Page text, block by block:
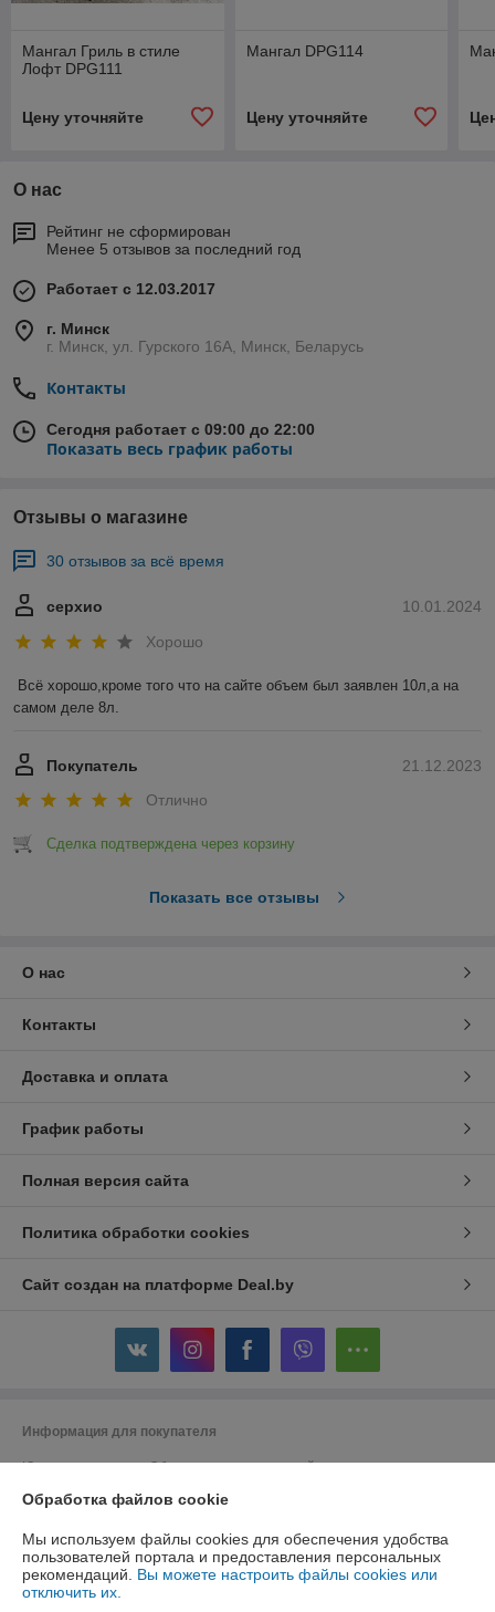
Мангал Гриль в стиле
Лофт DPG111
Цену уточняйте
Мангал DPG114
Цену уточняйте
О нас
Рейтинг не сформирован
Менее 5 отзывов за последний год
Работает с 12.03.2017
г. Минск
г. Минск, ул. Гурского 16А, Минск, Беларусь
Контакты
Сегодня работает с 09:00 до 22:00
Показать весь график работы
Отзывы о магазине
30 отзывов за всё время
10.01.2024
серхио
Хорошо
Всё хорошо,кроме того что на сайте объем был заявлен 10л,а на
самом деле 8л.
21.12.2023
Покупатель
Отлично
Сделка подтверждена через корзину
Показать все отзывы
О нас
Контакты
Доставка и оплата
График работы
Полная версия сайта
Политика обработки cookies
Сайт создан на платформе Deal.by
Информация для покупателя
Юридическое лицо:Общество с ограниченной ответственностью
2200015, Республика Беларусь, ул. Гурского 16/14 пом 3
Регистрационный номер ЕГР: 193042313
УНП: 193042313
Обработка файлов cookie
Мы используем файлы cookies для обеспечения удобства
пользователей портала и предоставления персональных
рекомендаций. Вы можете настроить файлы cookies или
отключить их.